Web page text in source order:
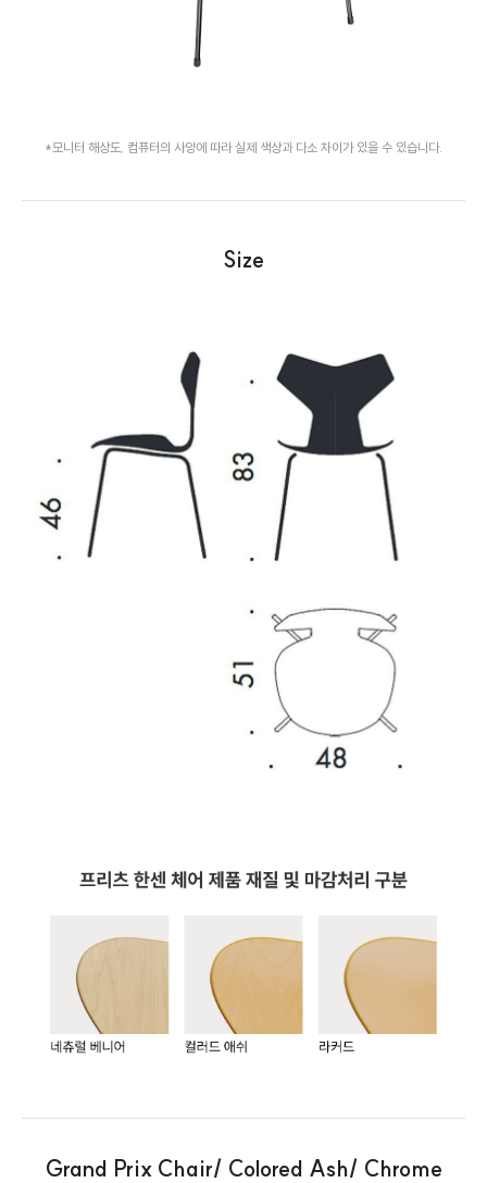
*모니터 해상도, 컴퓨터의 사양에 따라 실제 색상과 다소 차이가 있을 수 있습니다.
Size
Grand Prix Chair/ Colored Ash/ Chrome